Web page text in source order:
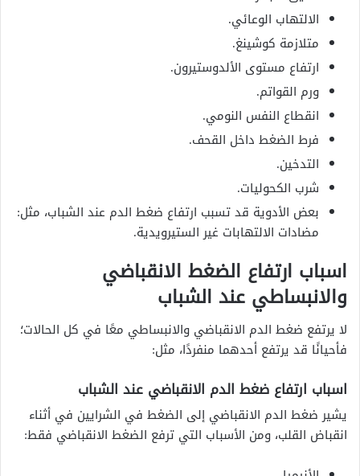
الالتهاب الوعائي.
متلازمة كوشينغ.
ارتفاع مستوى الألدوستيرون.
ورم القواتم.
انقطاع النفس النومي.
فرط الضغط داخل القحف.
التدخين.
شرب الكحوليات.
بعض الأدوية قد تسبب ارتفاع ضغط الدم عند الشباب، مثل:
مضادات الالتهابات غير الستيرويدية.
اسباب ارتفاع الضغط الانقباضي
والانبساطي عند الشباب
لا يرتفع ضغط الدم الانقباضي والانبساطي معًا في كل الحالات؛
فأحيانًا قد يرتفع أحدهما منفردًا، مثل:
اسباب ارتفاع ضغط الدم الانقباضي عند الشباب
يشير ضغط الدم الانقباضي إلى الضغط في الشرايين في أثناء
انقباض القلب، ومن الأسباب التي ترفع الضغط الانقباضي فقط: